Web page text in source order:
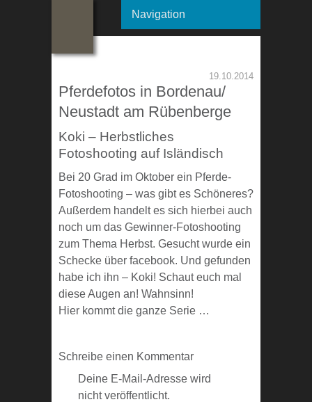
Navigation
19.10.2014
Pferdefotos in Bordenau/
Neustadt am Rübenberge
Koki – Herbstliches
Fotoshooting auf Isländisch
Bei 20 Grad im Oktober ein Pferde-
Fotoshooting – was gibt es Schöneres?
Außerdem handelt es sich hierbei auch
noch um das Gewinner-Fotoshooting
zum Thema Herbst. Gesucht wurde ein
Schecke über facebook. Und gefunden
habe ich ihn – Koki! Schaut euch mal
diese Augen an! Wahnsinn!
Hier kommt die ganze Serie …
Schreibe einen Kommentar
Deine E-Mail-Adresse wird
nicht veröffentlicht.